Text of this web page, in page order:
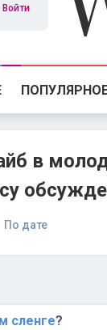
Войти
в
По дате
сленге?